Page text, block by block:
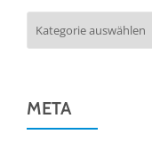
Termine
META